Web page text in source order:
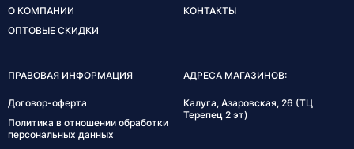
О КОМПАНИИ
ОПТОВЫЕ СКИДКИ
КОНТАКТЫ
ПРАВОВАЯ ИНФОРМАЦИЯ
Договор-оферта
Политика в отношении обработки
персональных данных
АДРЕСА МАГАЗИНОВ:
Калуга, Азаровская, 26 (ТЦ
Терепец 2 эт)